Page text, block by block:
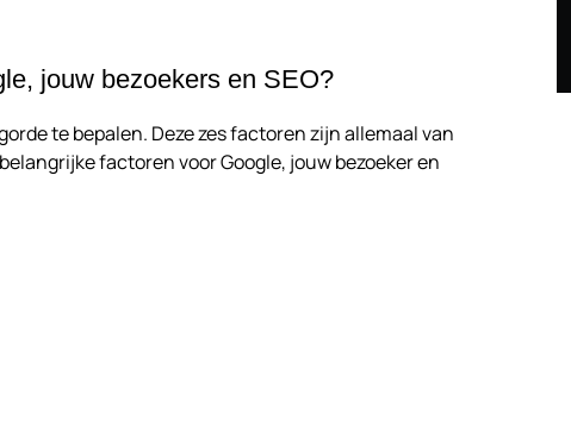
jouw bezoekers en SEO?
te bepalen. Deze zes factoren zijn allemaal van
factoren voor Google, jouw bezoeker en